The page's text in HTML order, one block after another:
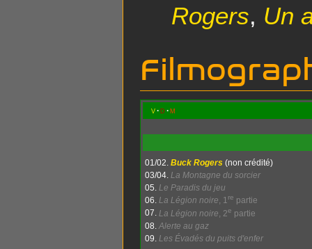
Rogers, Un
v d m
01/02.Buck Rogers (non crédité)
03/04.La Montagne du sorcier
05.Le Paradis du jeu
06.La Légion noire, 1re partie
07. La Légion noire , 2e partie
08.Alerte au gaz
09. Les Évadés du puits d'enfer